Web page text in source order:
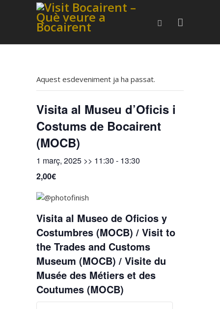
Aquest esdeveniment ja ha passat.
Visita al Museu d’Oficis i
Costums de Bocairent
(MOCB)
1 març, 2025 >> 11:30 - 13:30
2,00€
Visita al Museo de Oficios y
Costumbres (MOCB) / Visit to
the Trades and Customs
Museum (MOCB) / Visite du
Musée des Métiers et des
Coutumes (MOCB)